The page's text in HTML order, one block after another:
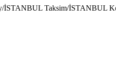
İSTANBUL Taksim/İSTANBUL